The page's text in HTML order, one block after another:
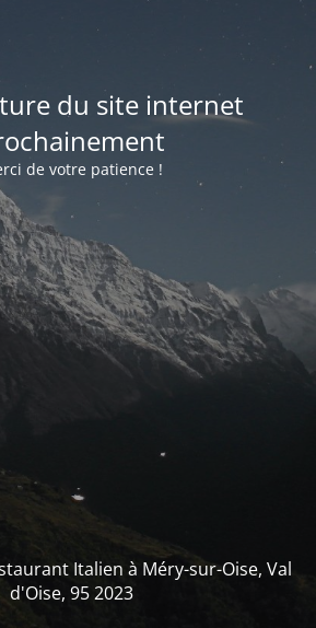
du site internet
de votre patience !
Italien à Méry-sur-Oise, Val
d'Oise, 95 2023